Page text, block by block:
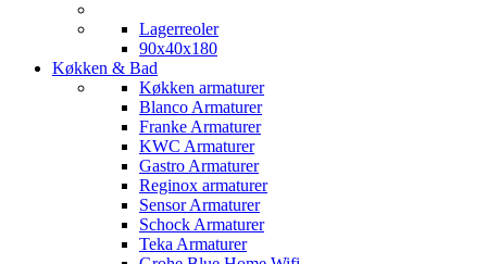
Lagerreoler
90x40x180
Køkken & Bad
Køkken armaturer
Blanco Armaturer
Franke Armaturer
KWC Armaturer
Gastro Armaturer
Reginox armaturer
Sensor Armaturer
Schock Armaturer
Teka Armaturer